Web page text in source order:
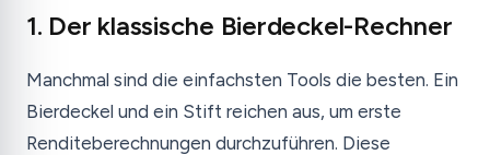
1. Der klassische Bierdeckel-Rechner
Manchmal sind die einfachsten Tools die besten. Ein
Bierdeckel und ein Stift reichen aus, um erste
Renditeberechnungen durchzuführen. Diese